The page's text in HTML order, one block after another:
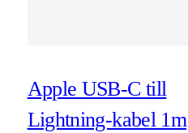
Apple USB-C till
Lightning-kabel 1m